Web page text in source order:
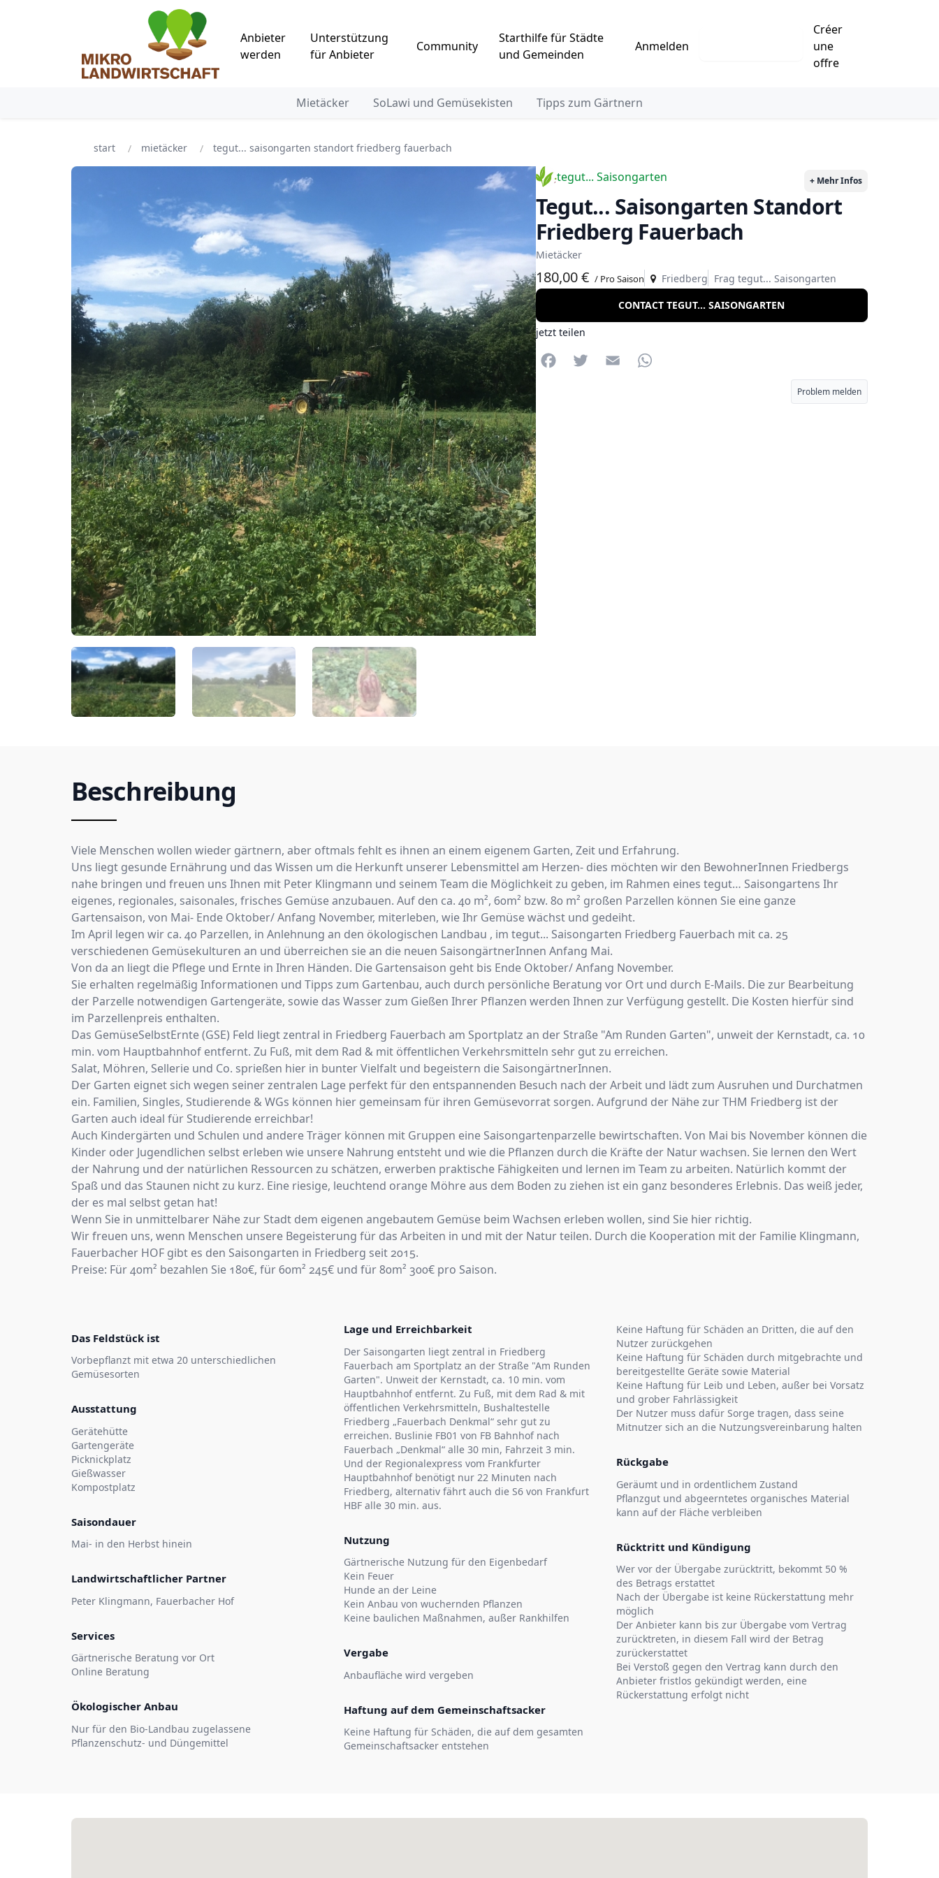
Anbieter
werden
Unterstützung
für Anbieter
Community
Starthilfe für Städte
und Gemeinden
Anmelden
Créer
une
offre
Mietäcker SoLawi und Gemüsekisten Tipps zum Gärtnern
start mietäcker tegut... saisongarten standort friedberg fauerbach
tegut... Saisongarten
tegut... Saisongarten Standort
Friedberg Fauerbach
Mietäcker
+ Mehr Infos
Friedberg
180,00 € / Pro Saison
Frag tegut... Saisongarten
CONTACT TEGUT... SAISONGARTEN
jetzt teilen
FacebookTwitter Email
Problem melden
Beschreibung
Viele Menschen wollen wieder gärtnern, aber oftmals fehlt es ihnen an einem eigenem Garten, Zeit und Erfahrung.
Uns liegt gesunde Ernährung und das Wissen um die Herkunft unserer Lebensmittel am Herzen- dies möchten wir den BewohnerInnen Friedbergs
nahe bringen und freuen uns Ihnen mit Peter Klingmann und seinem Team die Möglichkeit zu geben, im Rahmen eines tegut… Saisongartens Ihr
eigenes, regionales, saisonales, frisches Gemüse anzubauen. Auf den ca. 40 m², 60m² bzw. 80 m² großen Parzellen können Sie eine ganze
Gartensaison, von Mai- Ende Oktober/ Anfang November, miterleben, wie Ihr Gemüse wächst und gedeiht.
Im April legen wir ca. 40 Parzellen, in Anlehnung an den ökologischen Landbau , im tegut... Saisongarten Friedberg Fauerbach mit ca. 25
verschiedenen Gemüsekulturen an und überreichen sie an die neuen SaisongärtnerInnen Anfang Mai.
Von da an liegt die Pflege und Ernte in Ihren Händen. Die Gartensaison geht bis Ende Oktober/ Anfang November.
Sie erhalten regelmäßig Informationen und Tipps zum Gartenbau, auch durch persönliche Beratung vor Ort und durch E-Mails. Die zur Bearbeitung
der Parzelle notwendigen Gartengeräte, sowie das Wasser zum Gießen Ihrer Pflanzen werden Ihnen zur Verfügung gestellt. Die Kosten hierfür sind
im Parzellenpreis enthalten.
Das GemüseSelbstErnte (GSE) Feld liegt zentral in Friedberg Fauerbach am Sportplatz an der Straße "Am Runden Garten", unweit der Kernstadt, ca. 10
min. vom Hauptbahnhof entfernt. Zu Fuß, mit dem Rad & mit öffentlichen Verkehrsmitteln sehr gut zu erreichen.
Salat, Möhren, Sellerie und Co. sprießen hier in bunter Vielfalt und begeistern die SaisongärtnerInnen.
Der Garten eignet sich wegen seiner zentralen Lage perfekt für den entspannenden Besuch nach der Arbeit und lädt zum Ausruhen und Durchatmen
ein. Familien, Singles, Studierende & WGs können hier gemeinsam für ihren Gemüsevorrat sorgen. Aufgrund der Nähe zur THM Friedberg ist der
Garten auch ideal für Studierende erreichbar!
Auch Kindergärten und Schulen und andere Träger können mit Gruppen eine Saisongartenparzelle bewirtschaften. Von Mai bis November können die
Kinder oder Jugendlichen selbst erleben wie unsere Nahrung entsteht und wie die Pflanzen durch die Kräfte der Natur wachsen. Sie lernen den Wert
der Nahrung und der natürlichen Ressourcen zu schätzen, erwerben praktische Fähigkeiten und lernen im Team zu arbeiten. Natürlich kommt der
Spaß und das Staunen nicht zu kurz. Eine riesige, leuchtend orange Möhre aus dem Boden zu ziehen ist ein ganz besonderes Erlebnis. Das weiß jeder,
der es mal selbst getan hat!
Wenn Sie in unmittelbarer Nähe zur Stadt dem eigenen angebautem Gemüse beim Wachsen erleben wollen, sind Sie hier richtig.
Wir freuen uns, wenn Menschen unsere Begeisterung für das Arbeiten in und mit der Natur teilen. Durch die Kooperation mit der Familie Klingmann,
Fauerbacher HOF gibt es den Saisongarten in Friedberg seit 2015.
Preise: Für 40m² bezahlen Sie 180€, für 60m² 245€ und für 80m² 300€ pro Saison.
Das Feldstück ist
Vorbepflanzt mit etwa 20 unterschiedlichen
Gemüsesorten
Ausstattung
Gerätehütte
Gartengeräte
Picknickplatz
Gießwasser
Kompostplatz
Saisondauer
Mai- in den Herbst hinein
Landwirtschaftlicher Partner
Peter Klingmann, Fauerbacher Hof
Services
Gärtnerische Beratung vor Ort
Online Beratung
Ökologischer Anbau
Nur für den Bio-Landbau zugelassene
Pflanzenschutz- und Düngemittel
Lage und Erreichbarkeit
Der Saisongarten liegt zentral in Friedberg
Fauerbach am Sportplatz an der Straße "Am Runden
Garten". Unweit der Kernstadt, ca. 10 min. vom
Hauptbahnhof entfernt. Zu Fuß, mit dem Rad & mit
öffentlichen Verkehrsmitteln, Bushaltestelle
Friedberg „Fauerbach Denkmal“ sehr gut zu
erreichen. Buslinie FB01 von FB Bahnhof nach
Fauerbach „Denkmal“ alle 30 min, Fahrzeit 3 min.
Und der Regionalexpress vom Frankfurter
Hauptbahnhof benötigt nur 22 Minuten nach
Friedberg, alternativ fährt auch die S6 von Frankfurt
HBF alle 30 min. aus.
Nutzung
Gärtnerische Nutzung für den Eigenbedarf
Kein Feuer
Hunde an der Leine
Kein Anbau von wuchernden Pflanzen
Keine baulichen Maßnahmen, außer Rankhilfen
Vergabe
Anbaufläche wird vergeben
Haftung auf dem Gemeinschaftsacker
Keine Haftung für Schäden, die auf dem gesamten
Gemeinschaftsacker entstehen
Keine Haftung für Schäden an Dritten, die auf den
Nutzer zurückgehen
Keine Haftung für Schäden durch mitgebrachte und
bereitgestellte Geräte sowie Material
Keine Haftung für Leib und Leben, außer bei Vorsatz
und grober Fahrlässigkeit
Der Nutzer muss dafür Sorge tragen, dass seine
Mitnutzer sich an die Nutzungsvereinbarung halten
Rückgabe
Geräumt und in ordentlichem Zustand
Pflanzgut und abgeerntetes organisches Material
kann auf der Fläche verbleiben
Rücktritt und Kündigung
Wer vor der Übergabe zurücktritt, bekommt 50 %
des Betrags erstattet
Nach der Übergabe ist keine Rückerstattung mehr
möglich
Der Anbieter kann bis zur Übergabe vom Vertrag
zurücktreten, in diesem Fall wird der Betrag
zurückerstattet
Bei Verstoß gegen den Vertrag kann durch den
Anbieter fristlos gekündigt werden, eine
Rückerstattung erfolgt nicht